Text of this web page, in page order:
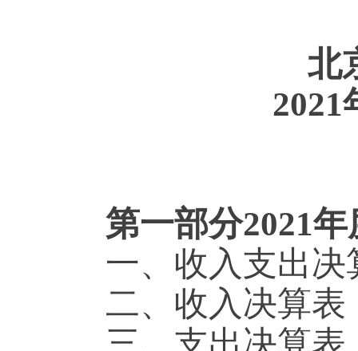
北
2021
第一部分2021
一、收入支出决
二、收入决算表
三、支出决算表